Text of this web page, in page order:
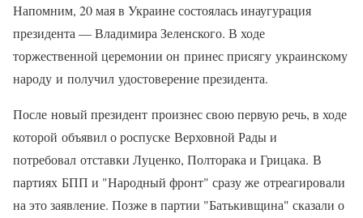
Напомним, 20 мая в Украине состоялась инаугурация
президента — Владимира Зеленского. В ходе
торжественной церемонии он принес присягу украинскому
народу и получил удостоверение президента.
После новый президент произнес свою первую речь, в ходе
которой объявил о роспуске Верховной Рады и
потребовал отставки Луценко, Полторака и Грицака. В
партиях БПП и "Народный фронт" сразу же отреагировали
на это заявление. Позже в партии "Батькивщина" сказали о